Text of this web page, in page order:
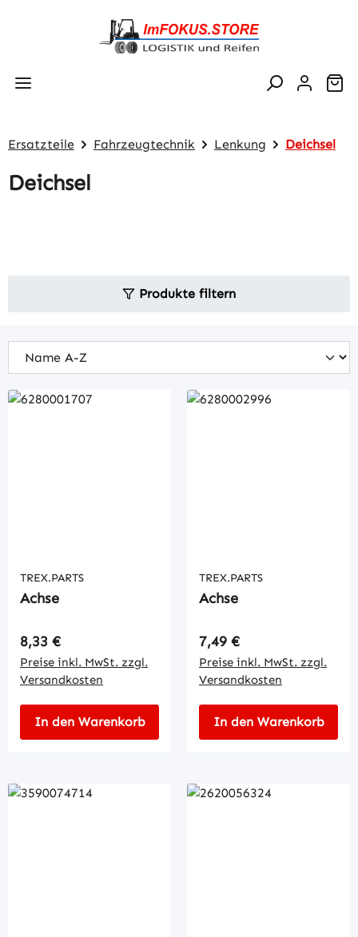
Zum Hauptinhalt springen
Ersatzteile Fahrzeugtechnik Lenkung Deichsel
Deichsel
Produkte filtern
TREX.PARTS
Achse
Regulärer Preis:
8,33 €
Preise inkl. MwSt. zzgl.
Versandkosten
In den Warenkorb
TREX.PARTS
Achse
Regulärer Preis:
7,49 €
Preise inkl. MwSt. zzgl.
Versandkosten
In den Warenkorb